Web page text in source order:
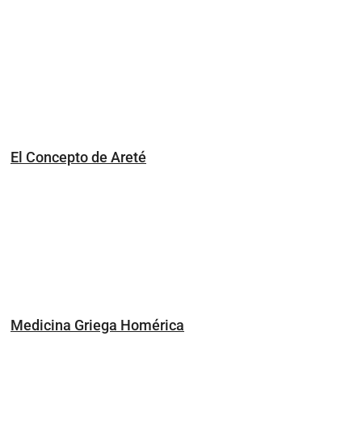
El Concepto de Areté
Medicina Griega Homérica